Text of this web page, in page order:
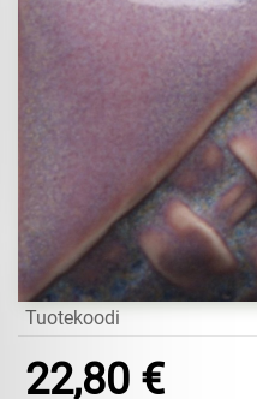
Tuotekoodi
22,80 €